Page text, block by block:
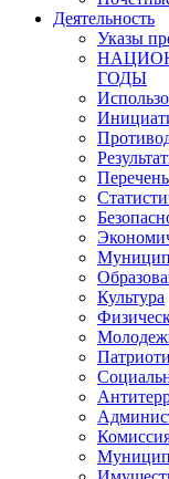
Деятельность
Указы
ГОДЫ
Культура